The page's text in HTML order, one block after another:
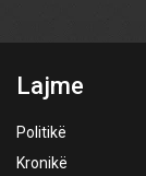
Lajme
Politikë
Kronikë